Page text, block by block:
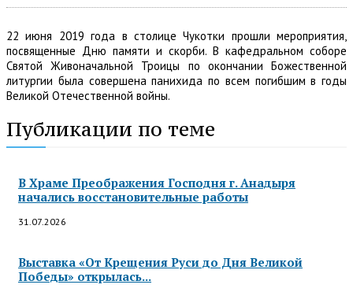
22 июня 2019 года в столице Чукотки прошли мероприятия,
посвященные Дню памяти и скорби. В кафедральном соборе
Святой Живоначальной Троицы по окончании Божественной
литургии была совершена панихида по всем погибшим в годы
Великой Отечественной войны.
Публикации по теме
В Храме Преображения Господня г. Анадыря
начались восстановительные работы
31.07.2026
Выставка «От Крещения Руси до Дня Великой
Победы» открылась...